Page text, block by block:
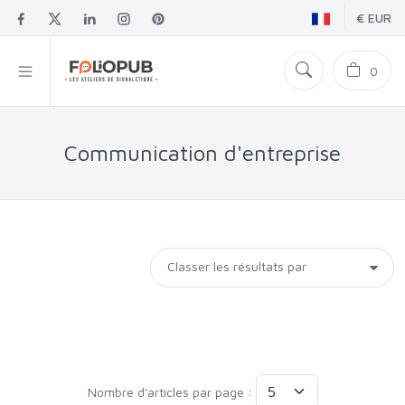
€ EUR
0
Communication d'entreprise
Nombre d'articles par page :